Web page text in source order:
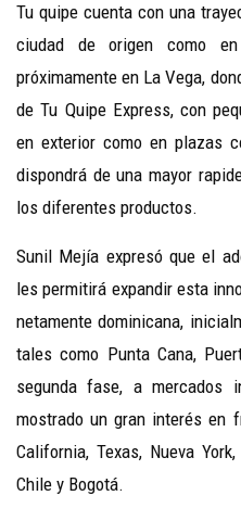
Tu quipe cuenta con una
ciudad de origen como
próximamente en La Vega,
de Tu Quipe Express, con
en exterior como en plazas
dispondrá de una mayor
los diferentes productos.
Sunil Mejía expresó que el
les permitirá expandir esta
netamente dominicana,
tales como Punta Cana,
segunda fase, a mercados
mostrado un gran interés en
California, Texas, Nueva
Chile y Bogotá.